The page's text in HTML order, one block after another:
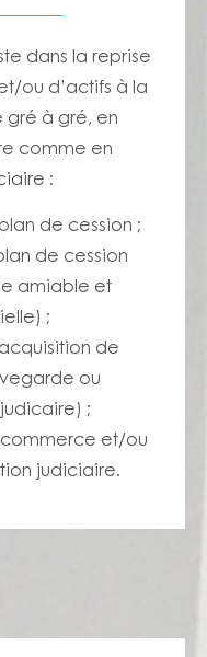
dans la reprise
ou d’actifs à la
gré à gré, en
comme en
:
de cession ;
de cession
amiable et
;
de
ou
;
et/ou
judiciaire.